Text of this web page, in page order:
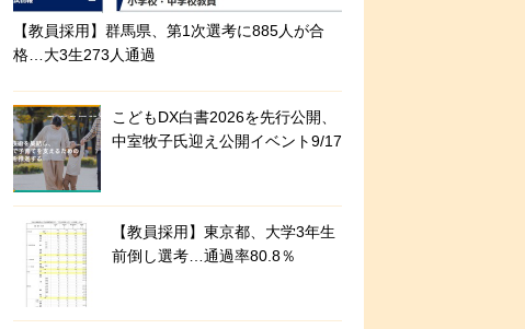
【教員採用】群馬県、第1次選考に885人が合
格…大3生273人通過
こどもDX白書2026を先行公開、
中室牧子氏迎え公開イベント9/17
【教員採用】東京都、大学3年生
前倒し選考…通過率80.8％